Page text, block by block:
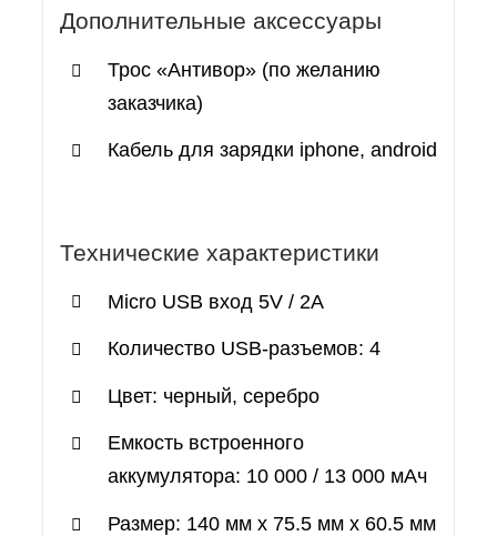
Дополнительные аксессуары
Трос «Антивор» (по желанию
заказчика)
Кабель для зарядки iphone, android
Технические характеристики
Micro USB вход 5V / 2A
Количество USB-разъемов: 4
Цвет: черный, серебро
Емкость встроенного
аккумулятора: 10 000 / 13 000 мАч
Размер: 140 мм x 75.5 мм x 60.5 мм